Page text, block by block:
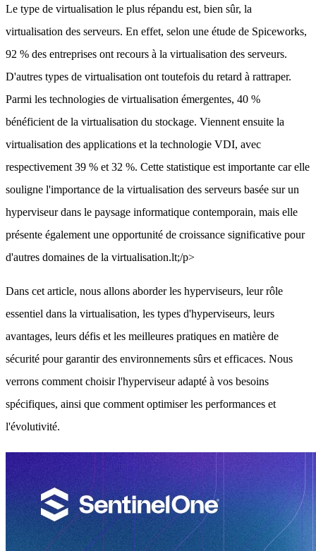
Le type de virtualisation le plus répandu est, bien sûr, la
virtualisation des serveurs. En effet, selon une étude de Spiceworks,
92 % des entreprises ont recours à la virtualisation des serveurs.
D'autres types de virtualisation ont toutefois du retard à rattraper.
Parmi les technologies de virtualisation émergentes, 40 %
bénéficient de la virtualisation du stockage. Viennent ensuite la
virtualisation des applications et la technologie VDI, avec
respectivement 39 % et 32 %. Cette statistique est importante car elle
souligne l'importance de la virtualisation des serveurs basée sur un
hyperviseur dans le paysage informatique contemporain, mais elle
présente également une opportunité de croissance significative pour
d'autres domaines de la virtualisation.lt;/p>
Dans cet article, nous allons aborder les hyperviseurs, leur rôle
essentiel dans la virtualisation, les types d'hyperviseurs, leurs
avantages, leurs défis et les meilleures pratiques en matière de
sécurité pour garantir des environnements sûrs et efficaces. Nous
verrons comment choisir l'hyperviseur adapté à vos besoins
spécifiques, ainsi que comment optimiser les performances et
l'évolutivité.